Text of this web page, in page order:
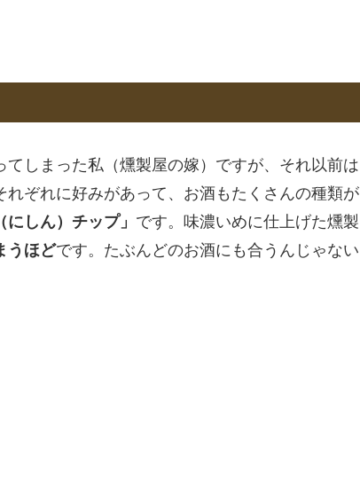
しまった私（燻製屋の嫁）ですが、それ以前は
ぞれに好みがあって、お酒もたくさんの種類が
にしん）チップ」 です。味濃いめに仕上げた燻製
うほどです。たぶんどのお酒にも合うんじゃない